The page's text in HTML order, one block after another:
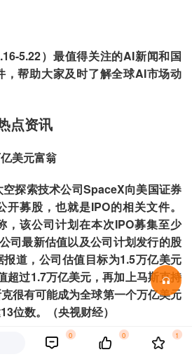
5.22）最值得关注的AI新闻和国
，帮助大家及时了解全球AI市场动
点资讯
美元富翁
探索技术公司SpaceX向美国证券
募股，也就是IPO的相关文件。
，该公司计划在本次IPO募集至少
司最新估值以及公司计划发行的股
道，公司估值目标为1.5万亿美元
超过1.7万亿美元，再加上马斯克持
很有可能成为全球第一个万亿美元
位数。（央视财经）
0 0 1